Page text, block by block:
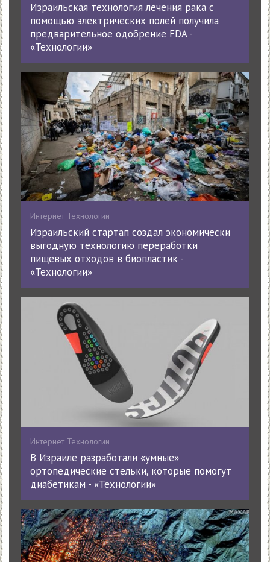
Израильская технология лечения рака с
помощью электрических полей получила
предварительное одобрение FDA -
«Технологии»
Интернет Технологии
Израильский стартап создал экономически
выгодную технологию переработки
пищевых отходов в биопластик -
«Технологии»
Интернет Технологии
В Израиле разработали «умные»
ортопедические стельки, которые помогут
диабетикам - «Технологии»